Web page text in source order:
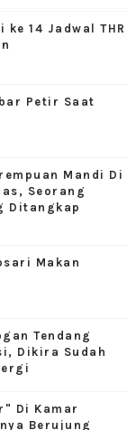
14 Jadwal THR
Petir Saat
Mandi Di
Seorang
Ditangkap
Makan
Tendang
Dikira Sudah
Di Kamar
Berujung